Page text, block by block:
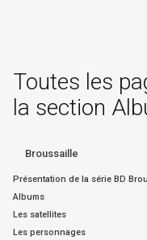
Toutes les
la section
Broussaille
Présentation de la série BD
Albums
Les satellites
Les personnages